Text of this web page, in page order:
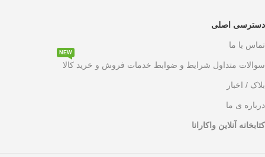
دسترسی اصلی
تماس با ما
سوالات متداول شرایط و ضوابط خدمات فروش و خرید کالا
NEW
بلاک / اخبار
درباره ی ما
کتابخانه آنلاین واکارانا